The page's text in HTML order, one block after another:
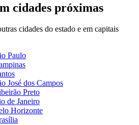
cidades próximas
cidades do estado e em capitais
Paulo
José dos Campos
Preto
de Janeiro
Horizonte